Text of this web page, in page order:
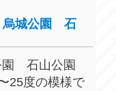
烏城公園 石
園 石山公園
25度の模様で